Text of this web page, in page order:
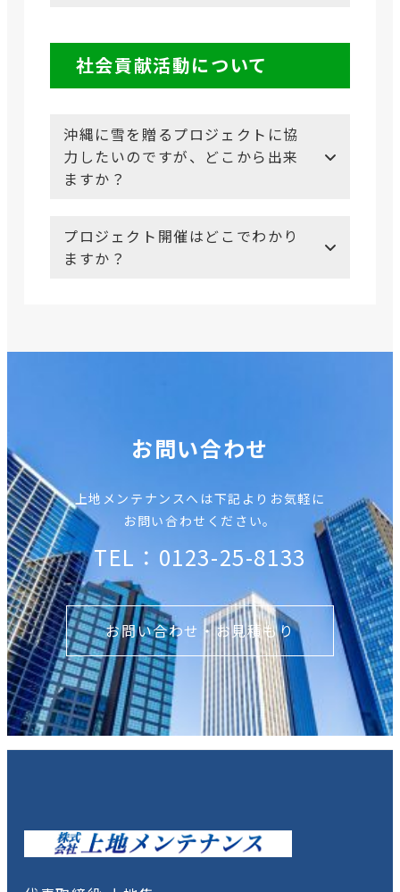
社会貢献活動について
沖縄に雪を贈るプロジェクトに協
力したいのですが、どこから出来
ますか？
プロジェクト開催はどこでわかり
ますか？
お問い合わせ
上地メンテナンスへは下記よりお気軽に
お問い合わせください。
TEL：0123-25-8133
お問い合わせ・お見積もり